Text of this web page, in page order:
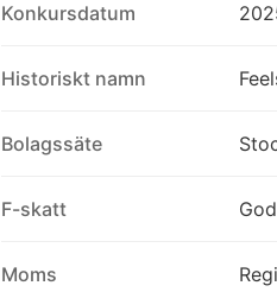
Konkursdatum
Historiskt namn
Bolagssäte
F-skatt
Moms